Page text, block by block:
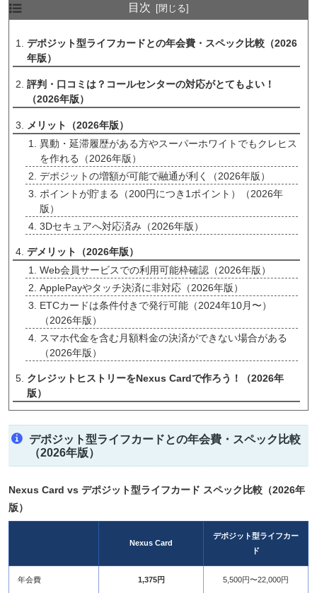
目次
デポジット型ライフカードとの年会費・スペック比較（2026
年版）
評判・口コミは？コールセンターの対応がとてもよい！
（2026年版）
メリット（2026年版）
異動・延滞履歴がある方やスーパーホワイトでもクレヒス
を作れる（2026年版）
デポジットの増額が可能で融通が利く（2026年版）
ポイントが貯まる（200円につき1ポイント）（2026年
版）
3Dセキュアへ対応済み（2026年版）
デメリット（2026年版）
Web会員サービスでの利用可能枠確認（2026年版）
ApplePayやタッチ決済に非対応（2026年版）
ETCカードは条件付きで発行可能（2024年10月〜）
（2026年版）
スマホ代金を含む月額料金の決済ができない場合がある
（2026年版）
クレジットヒストリーをNexus Cardで作ろう！（2026年
版）
デポジット型ライフカードとの年会費・スペック比較
（2026年版）
Nexus Card vs デポジット型ライフカード スペック比較（2026年
版）
Nexus Card
デポジット型ライフカー
ド
年会費 1,375円 5,500円〜22,000円